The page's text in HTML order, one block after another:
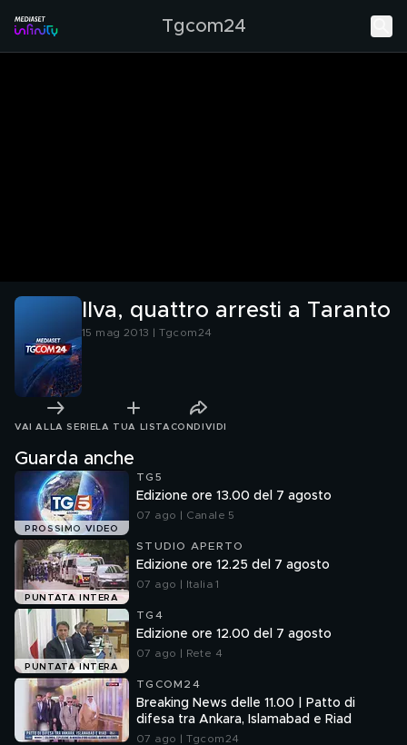
Tgcom24
Ilva, quattro arresti a Taranto
15 mag 2013 | Tgcom24
VAI ALLA SERIE LA TUA LISTA CONDIVIDI
Guarda anche
PROSSIMO VIDEO
TG5
Edizione ore 13.00 del 7 agosto
07 ago | Canale 5
PUNTATA INTERA
STUDIO APERTO
Edizione ore 12.25 del 7 agosto
07 ago | Italia 1
PUNTATA INTERA
TG4
Edizione ore 12.00 del 7 agosto
07 ago | Rete 4
TGCOM24
Breaking News delle 11.00 | Patto di
difesa tra Ankara, Islamabad e Riad
07 ago | Tgcom24